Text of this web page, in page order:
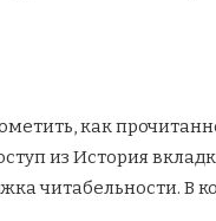
как
из История
читабельности. В